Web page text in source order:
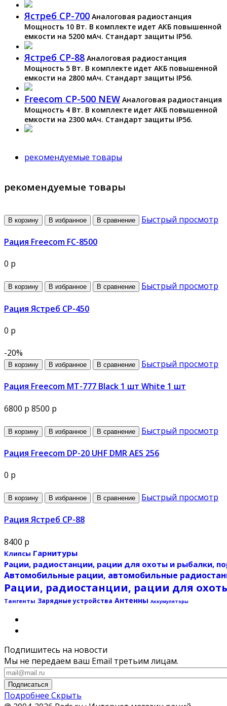
Ястреб СР-700 Аналоговая радиостанция
Мощность 10 Вт. В комплекте идет АКБ повышенной
емкости на 5200 мАч. Стандарт защиты IP56.
Ястреб СР-88 Аналоговая радиостанция
Мощность 5 Вт. В комплекте идет АКБ повышенной
емкости на 2800 мАч. Стандарт защиты IP56.
Freecom CP-500 NEW Аналоговая радиостанция
Мощность 4 Вт. В комплекте идет АКБ повышенной
емкости на 2300 мАч. Стандарт защиты IP56.
рекомендуемые товары
рекомендуемые товары
В корзину В избранное В сравнение Быстрый просмотр
Рация Freecom FC-8500
0 р
В корзину В избранное В сравнение Быстрый просмотр
Рация Ястреб СР-450
0 р
-20%
В корзину В избранное В сравнение Быстрый просмотр
Рация Freecom MT-777 Black 1 шт White 1 шт
6800 р 8500 р
В корзину В избранное В сравнение Быстрый просмотр
Рация Freecom DP-20 UHF DMR AES 256
0 р
В корзину В избранное В сравнение Быстрый просмотр
Рация Ястреб СР-88
8400 р
Клипсы Гарнитуры
Рации, радиостанции, рации для охоты и рыбалки,
Автомобильные рации, автомобильные
Рации, радиостанции, рации для
Тангенты Зарядные устройства Антенны Аккумуляторы
Подпишитесь на новости
Мы не передаем ваш Email третьим лицам.
Подписаться
Подробнее Скрыть